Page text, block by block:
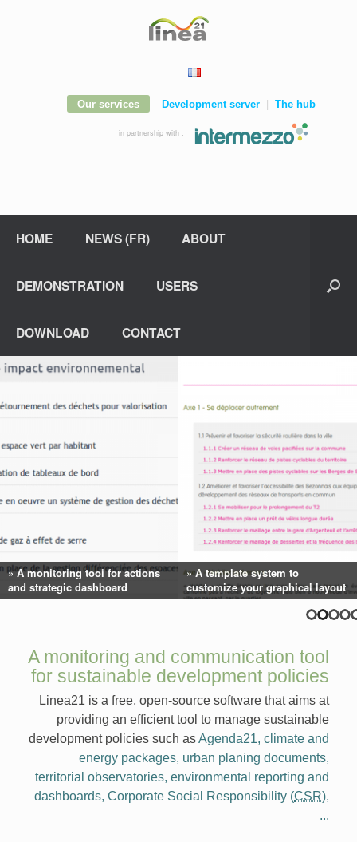
Our services Development server | The hub
in partnership with :
HOME NEWS (FR) ABOUT
DEMONSTRATION USERS
DOWNLOAD CONTACT
en-GB
A monitoring tool for actions
and strategic dashboard
A template system to
customize your graphical layout
A monitoring and communication tool
for sustainable development policies
Linea21 is a free, open-source software that aims at
providing an efficient tool to manage sustainable
development policies such asAgenda21, climate and
energy packages, urban planing documents,
territorial observatories, environmental reporting and
dashboards, Corporate Social Responsibility (CSR),
...